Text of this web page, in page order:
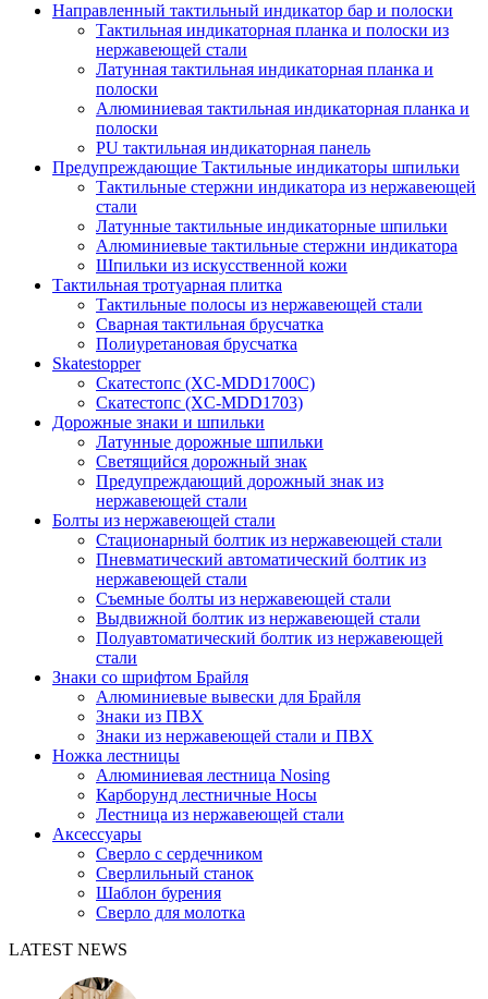
Направленный тактильный индикатор бар и полоски
Тактильная индикаторная планка и полоски из
нержавеющей стали
Латунная тактильная индикаторная планка и
полоски
Алюминиевая тактильная индикаторная планка и
полоски
PU тактильная индикаторная панель
Предупреждающие Тактильные индикаторы шпильки
Тактильные стержни индикатора из нержавеющей
стали
Латунные тактильные индикаторные шпильки
Алюминиевые тактильные стержни индикатора
Шпильки из искусственной кожи
Тактильная тротуарная плитка
Тактильные полосы из нержавеющей стали
Сварная тактильная брусчатка
Полиуретановая брусчатка
Skatestopper
Скатестопс (XC-MDD1700C)
Скатестопс (XC-MDD1703)
Дорожные знаки и шпильки
Латунные дорожные шпильки
Светящийся дорожный знак
Предупреждающий дорожный знак из
нержавеющей стали
Болты из нержавеющей стали
Стационарный болтик из нержавеющей стали
Пневматический автоматический болтик из
нержавеющей стали
Съемные болты из нержавеющей стали
Выдвижной болтик из нержавеющей стали
Полуавтоматический болтик из нержавеющей
стали
Знаки со шрифтом Брайля
Алюминиевые вывески для Брайля
Знаки из ПВХ
Знаки из нержавеющей стали и ПВХ
Ножка лестницы
Алюминиевая лестница Nosing
Карборунд лестничные Носы
Лестница из нержавеющей стали
Аксессуары
Сверло с сердечником
Сверлильный станок
Шаблон бурения
Сверло для молотка
LATEST NEWS